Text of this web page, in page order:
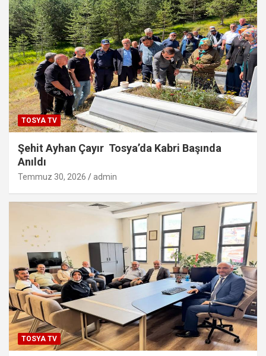
TOSYA TV
Şehit Ayhan Çayır Tosya’da Kabri Başında
Anıldı
Temmuz 30, 2026 admin
TOSYA TV